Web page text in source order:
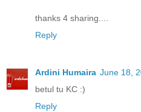
thanks 4 sharing....
Reply
Ardini Humaira June 18,
betul tu KC :)
Reply